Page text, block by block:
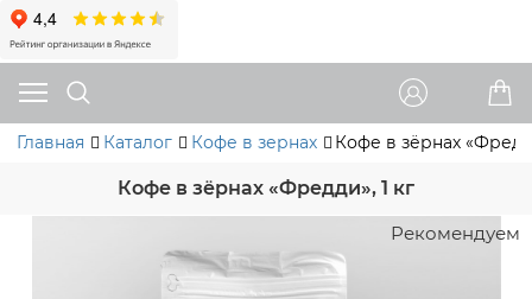
Главная Каталог Кофе в зернах Кофе в зёрнах
Кофе в зёрнах «Фредди», 1 кг
Рекомендуем